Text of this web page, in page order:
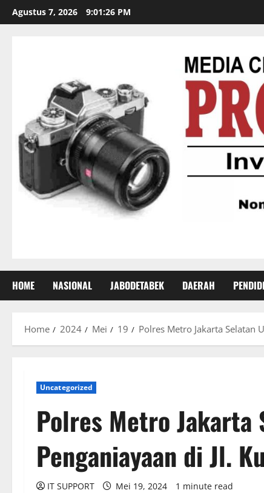
Agustus 7, 2026 9:01:27 PM
HOME NASIONAL JABODETABEK DAERAH
Home 2024 Mei 19 Polres Metro Jakarta Selatan
Uncategorized
Polres Metro Jakarta
Penganiayaan di Jl.
IT SUPPORT Mei 19, 2024 1 minute read